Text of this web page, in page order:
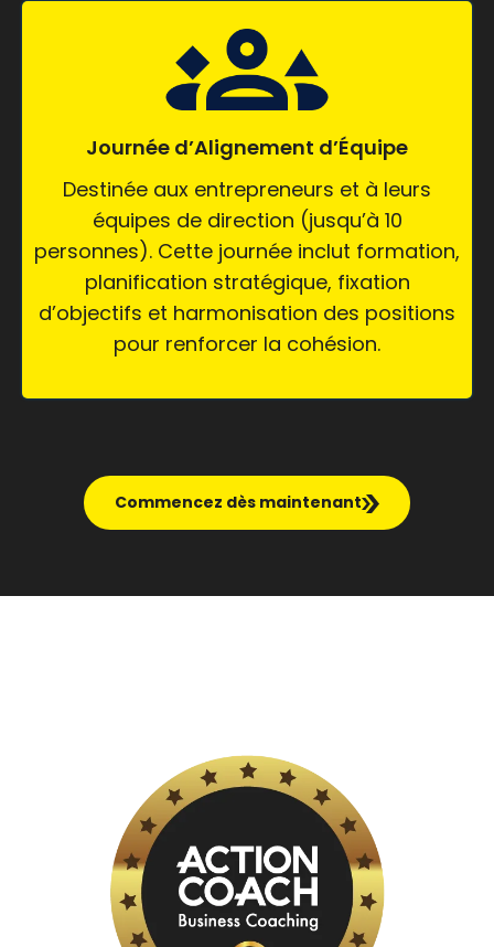
Journée d’Alignement d’Équipe
Destinée aux entrepreneurs et à leurs
équipes de direction (jusqu’à 10
personnes). Cette journée inclut formation,
planification stratégique, fixation
d’objectifs et harmonisation des positions
pour renforcer la cohésion.
Commencez dès maintenant